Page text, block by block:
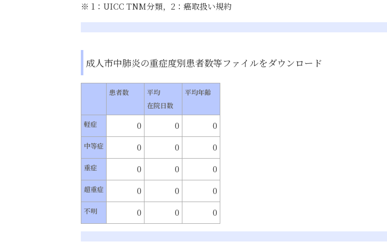
※ 1：UICC TNM分類，2：癌取扱い規約
成人市中肺炎の重症度別患者数等ファイルをダウンロード
患者数
平均
在院日数
平均年齢
軽症 0 0 0
中等症 0 0 0
重症 0 0 0
超重症 0 0 0
不明 0 0 0